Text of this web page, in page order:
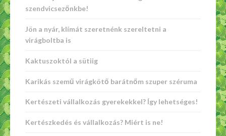
szendvicsezőnkbe!
Jön a nyár, klímát szeretnénk szereltetni a
virágboltba is
Kaktuszoktól a sütiig
Karikás szemű virágkötő barátnőm szuper széruma
Kertészeti vállalkozás gyerekekkel? Így lehetséges!
Kertészkedés és vállalkozás? Miért is ne!